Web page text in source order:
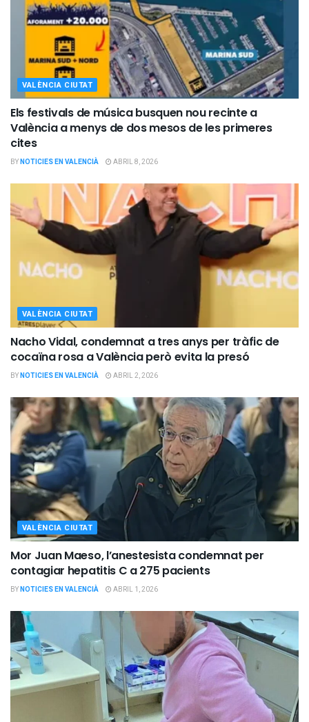
VALÈNCIA CIUTAT
Els festivals de música busquen nou recinte a
València a menys de dos mesos de les primeres
cites
BYNOTICIES EN VALENCIÀ ABRIL 8, 2026
VALÈNCIA CIUTAT
Nacho Vidal, condemnat a tres anys per tràfic de
cocaïna rosa a València però evita la presó
BYNOTICIES EN VALENCIÀ ABRIL 2, 2026
VALÈNCIA CIUTAT
Mor Juan Maeso, l’anestesista condemnat per
contagiar hepatitis C a 275 pacients
BYNOTICIES EN VALENCIÀ ABRIL 1, 2026